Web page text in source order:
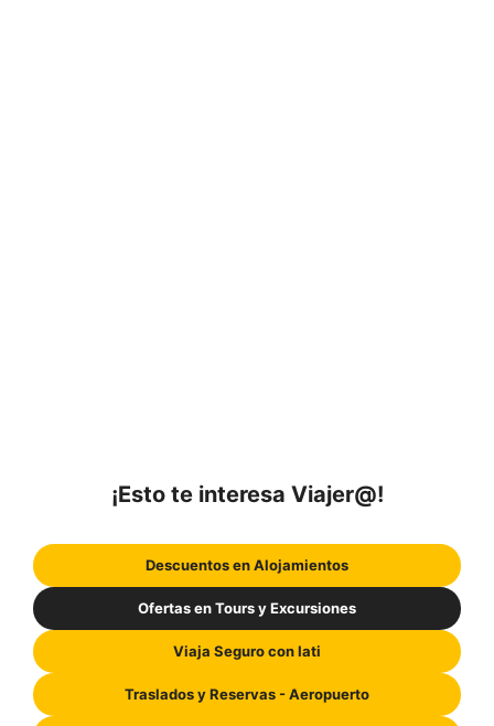
¡Esto te interesa Viajer@!
Descuentos en Alojamientos
Ofertas en Tours y Excursiones
Viaja Seguro con Iati
Traslados y Reservas - Aeropuerto